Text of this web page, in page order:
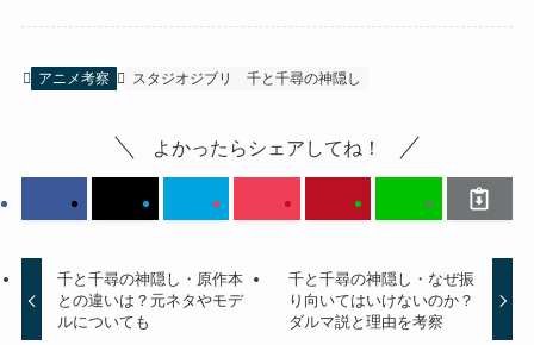
アニメ考察 スタジオジブリ 千と千尋の神隠し
よかったらシェアしてね！
千と千尋の神隠し・原作本
との違いは？元ネタやモデ
ルについても
千と千尋の神隠し・なぜ振
り向いてはいけないのか？
ダルマ説と理由を考察